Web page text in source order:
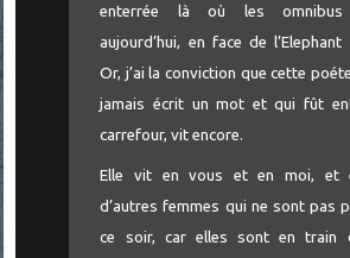
enterrée là où les omnibus
aujourd’hui, en face de l’Elephant
Or, j’ai la conviction que cette
jamais écrit un mot et qui fût
carrefour, vit encore.
Elle vit en vous et en moi, et
d’autres femmes qui ne sont pas
ce soir, car elles sont en train